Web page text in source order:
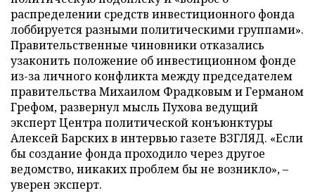
распределении средств инвестиционного фонда
лоббируется разными политическими группами».
Правительственные чиновники отказались
узаконить положение об инвестиционном фонде
из-за личного конфликта между председателем
правительства Михаилом Фрадковым и Германом
Грефом, развернул мысль Пухова ведущий
эксперт Центра политической конъюнктуры
Алексей Барских в интервью газете ВЗГЛЯД. «Если
бы создание фонда проходило через другое
ведомство, никаких проблем бы не возникло», –
уверен эксперт.